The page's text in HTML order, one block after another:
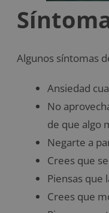
Algunos síntomas
Ansiedad
No
de que algo
Negarte a
Crees que
Piensas que
Crees que